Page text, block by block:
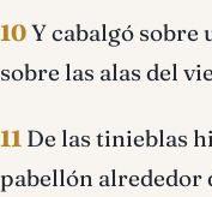
10Y cabalgó sobre
sobre las alas del
11 De las tinieblas
pabellón alrededor